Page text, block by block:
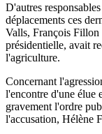
D'autres
déplacements ces
Valls, François
présidentielle, avait
l'agriculture.
Concernant
l'encontre d'une élue
gravement l'ordre
l'accusation, Hélène